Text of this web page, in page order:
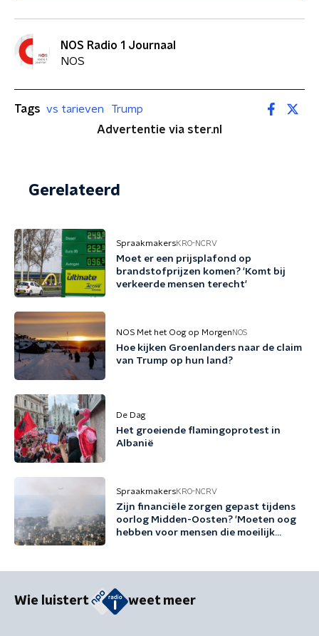
NOS Radio 1 Journaal
NOS
Tags vs tarieven
Trump
Advertentie via ster.nl
Gerelateerd
SpraakmakersKRO-NCRV
Moet er een prijsplafond op
brandstofprijzen komen? 'Komt bij
verkeerde mensen terecht'
NOS Met het Oog op Morgen NOS
Hoe kijken Groenlanders naar de claim
van Trump op hun land?
De Dag
Het groeiende flamingoprotest in
Albanië
SpraakmakersKRO-NCRV
Zijn financiële zorgen gepast tijdens
oorlog Midden-Oosten? 'Moeten oog
hebben voor mensen die moeilijk
Wie luistert weet meer